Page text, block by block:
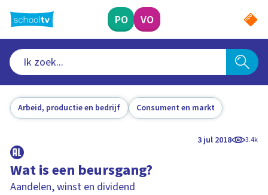
naar
hoofdinhoud
PO VO
Arbeid, productie en bedrijf Consument en markt
3 jul 2018 3.4k
Wat is een beursgang?
Aandelen, winst en dividend